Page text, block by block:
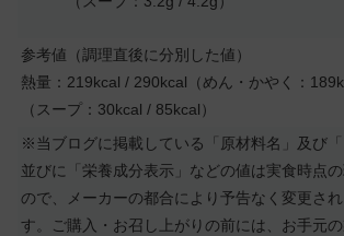
参考値（調理直後に分別した値）
熱量：219kcal / 290kcal（めん・かやく：
（スープ：30kcal / 85kcal）
※当ブログに掲載している「原材料名」及び「
並びに「栄養成分表示」などの値は実食時点
ので、メーカーの都合により予告なく変更さ
す。ご購入・お召し上がりの前には、お手元